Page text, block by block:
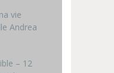
vie
Andrea
– 12